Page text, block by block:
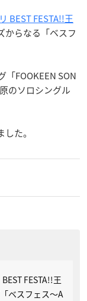
BEST FESTA!!王
からなる「ベスフ
FOOKEEN SON
のソロシングル
た。
FESTA!!王
ベスフェス～A